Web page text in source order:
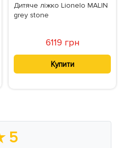
Дитяче ліжко Lionelo MALIN
grey stone
6119 грн
Купити
5